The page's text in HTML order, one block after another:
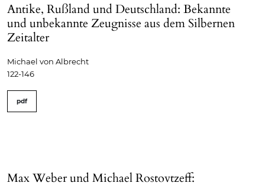
Antike, Rußland und Deutschland: Bekannte
und unbekannte Zeugnisse aus dem Silbernen
Zeitalter
Michael von Albrecht
122-146
pdf
Max Weber und Michael Rostovtzeff: